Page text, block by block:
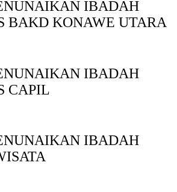
IBADAH
BAKD KONAWE UTARA
IBADAH
CAPIL
IBADAH